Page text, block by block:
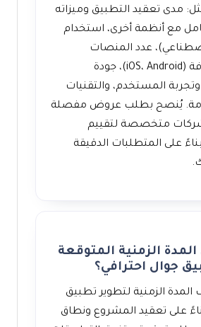
مدى تعقيد التطبيق وميزاته
مع أنظمة أخرى، استخدام
عدد المنصات
المستهدفة (iOS، Android)، جودة
المستخدم، والتقنيات
يُنصح بطلب عروض مفصلة
متخصصة لتقييم
على المتطلبات الدقيقة
الزمنية المتوقعة
جوال احترافي؟
المدة الزمنية لتطوير تطبيق
على تعقيد المشروع ونطاق